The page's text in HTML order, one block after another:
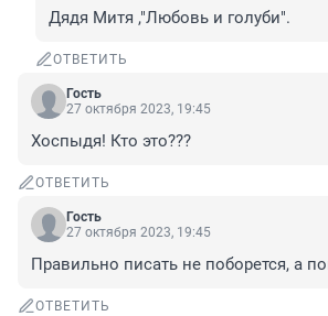
Дядя Митя ,"Любовь и голуби".
ОТВЕТИТЬ
Гость
27 октября 2023, 19:45
Хоспыдя! Кто это???
ОТВЕТИТЬ
Гость
27 октября 2023, 19:45
Правильно писать не поборется, а
ОТВЕТИТЬ